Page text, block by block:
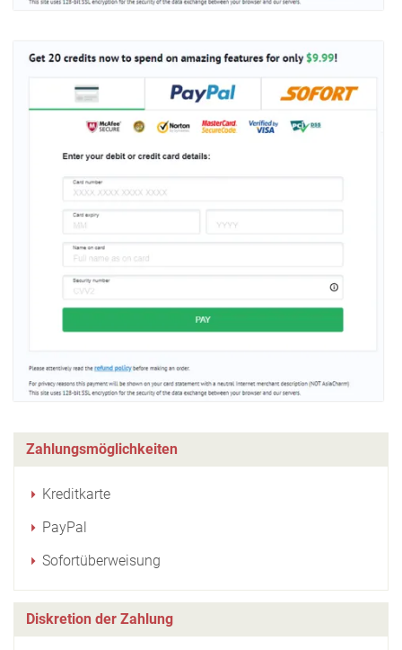
Zahlungsmöglichkeiten
Kreditkarte
PayPal
Sofortüberweisung
Diskretion der Zahlung